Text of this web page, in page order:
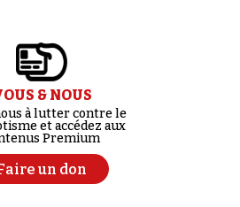
& NOUS
à lutter contre le
et accédez aux
Premium
un don